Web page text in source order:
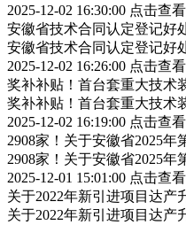
2025-12-02 16:30:00 点击查看
安徽省技术合同认定登记好
安徽省技术合同认定登记好
2025-12-02 16:26:00 点击查看
奖补补贴！首台套重大技术
奖补补贴！首台套重大技术
2025-12-02 16:19:00 点击查看
2908家！关于安徽省2025
2908家！关于安徽省2025
2025-12-01 15:01:00 点击查看
关于2022年新引进项目达产
关于2022年新引进项目达产